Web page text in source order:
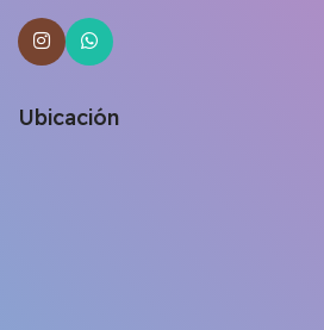
Ubicación